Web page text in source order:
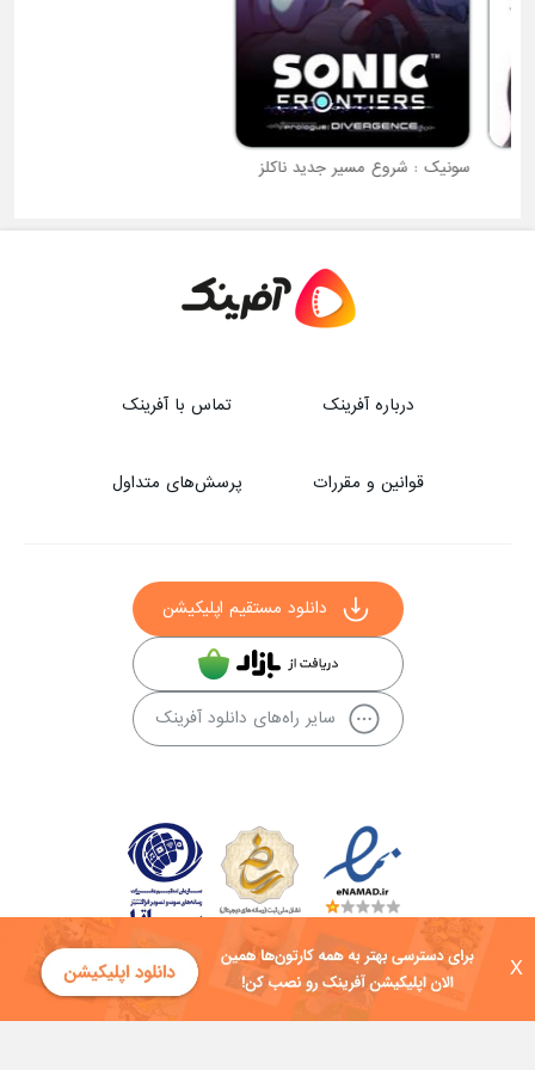
X
سونیک : شروع مسیر جدید ناکلز
درباره آفرینک تماس با آفرینک
قوانین و مقررات پرسش‌های متداول
دانلود مستقیم اپلیکیشن
سایر راه‌های دانلود آفرینک
کلیه حقوق این سایت به شرکت توسعه فناوی هفت آسمان توکان تعلق دارد و